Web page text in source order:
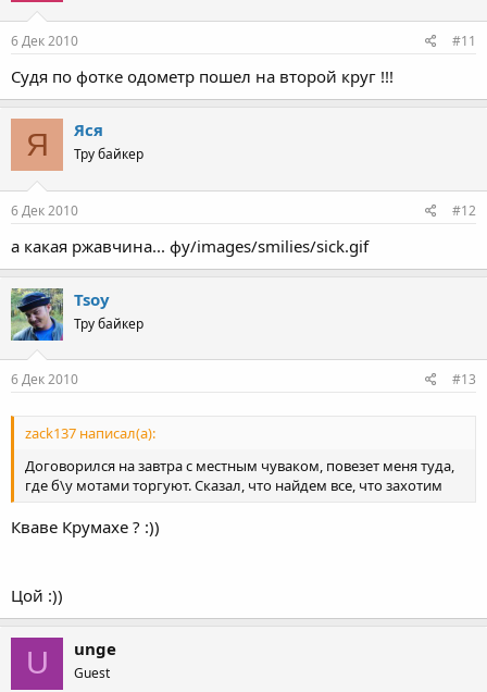
6 Дек 2010 #11
Судя по фотке одометр пошел на второй круг !!!
Я Яся
Тру байкер
6 Дек 2010 #12
а какая ржавчина... фу/images/smilies/sick.gif
Tsoy
Тру байкер
6 Дек 2010 #13
zack137 написал(а):
Договорился на завтра с местным чуваком, повезет меня туда,
где б\у мотами торгуют. Сказал, что найдем все, что захотим
Кваве Крумахе ? :))
Цой :))
U unge
Guest